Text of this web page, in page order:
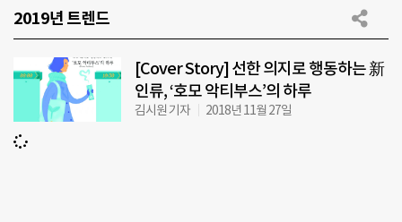
2019년 트렌드
[Cover Story] 선한 의지로 행동하는 新
인류, ‘호모 악티부스’의 하루
김시원 기자 2018년 11월 27일